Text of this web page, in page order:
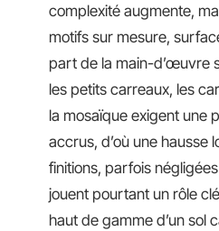
complexité augmente,
motifs sur mesure,
part de la main-d’œuvre
les petits carreaux, les
la mosaïque exigent une
accrus, d’où une hausse
finitions, parfois
jouent pourtant un rôle
haut de gamme d’un sol